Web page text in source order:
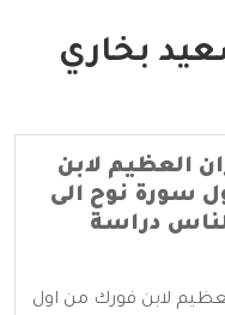
بخاري
العظيم لابن
سورة نوح الى
دراسة
لابن فورك من اول